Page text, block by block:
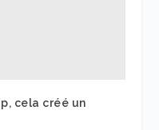
cela créé un